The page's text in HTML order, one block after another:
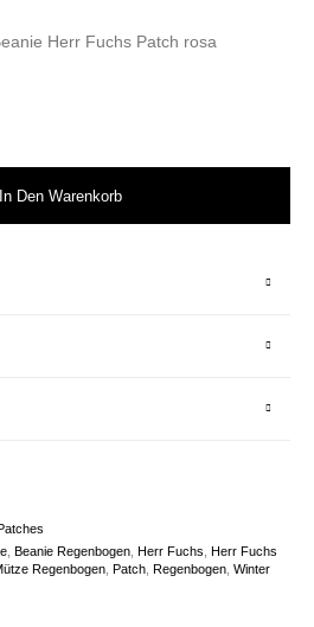
Herr Fuchs Patch rosa
In Den Warenkorb
, Beanie Regenbogen, Herr Fuchs, Herr Fuchs
Regenbogen, Patch, Regenbogen,Winter